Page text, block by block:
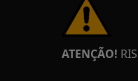
ATENÇÃO!